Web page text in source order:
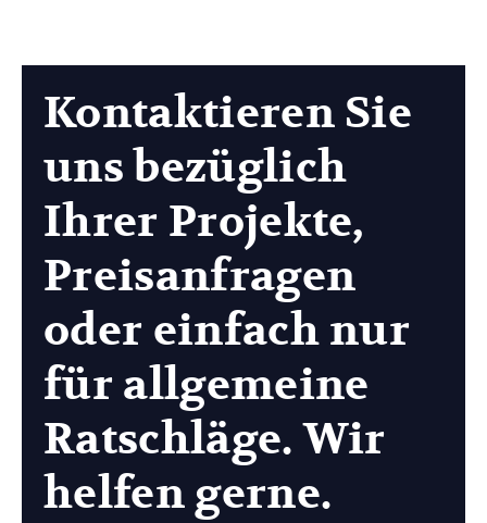
Kontaktieren Sie
uns bezüglich
Ihrer Projekte,
Preisanfragen
oder einfach nur
für allgemeine
Ratschläge. Wir
helfen gerne.